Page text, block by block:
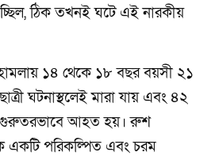
ঠিক তখনই ঘটে এই নারকীয়
১৪ থেকে ১৮ বছর বয়সী ২১
ঘটনাস্থলেই মারা যায় এবং ৪২
গুরুতরভাবে আহত হয়। রুশ
একটি পরিকল্পিত এবং চরম